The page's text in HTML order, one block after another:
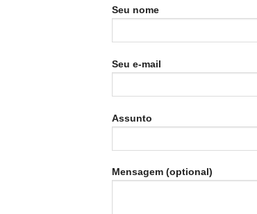
Seu nome
Seu e-mail
Assunto
Mensagem (optional)